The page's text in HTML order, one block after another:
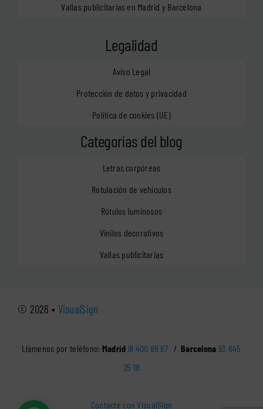
Vallas publicitarias en Madrid y Barcelona
Legalidad
Aviso Legal
Protección de datos y privacidad
Política de cookies (UE)
Categorías del blog
Letras corpóreas
Rotulación de vehículos
Rótulos luminosos
Vinilos decorativos
Vallas publicitarias
© 2026 • VisualSign
Llámenos por teléfono: Madrid 91 400 89 67 / Barcelona 93 645
25 18
Contacte con VisualSign